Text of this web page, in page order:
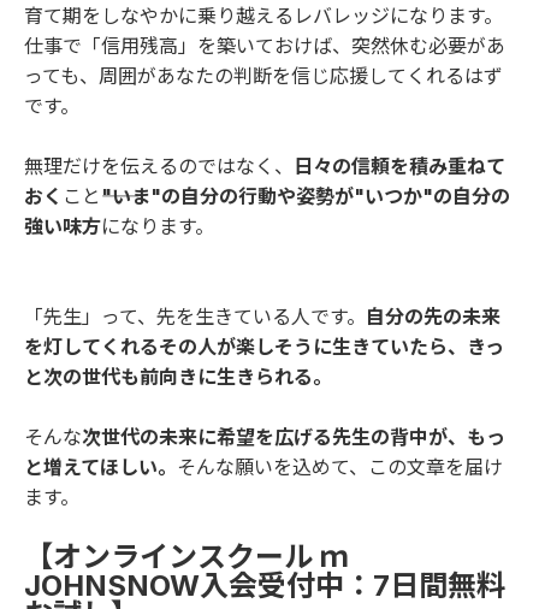
育て期をしなやかに乗り越えるレバレッジになります。
仕事で「信用残高」を築いておけば、突然休む必要があ
っても、周囲があなたの判断を信じ応援してくれるはず
です。
無理だけを伝えるのではなく、
日々の信頼を積み重ねて
おく こと ――"いま"の自分の行動や姿勢が"いつか"の自分の
強い味方になります。
「先生」って、先を生きている人です。 自分の先の未来
を灯してくれるその人が楽しそうに生きていたら、きっ
と次の世代も前向きに生きられる。
そんな次世代の未来に希望を広げる先生の背中が、もっ
と増えてほしい。 そんな願いを込めて、この文章を届け
ます。
【オンラインスクール ｍ
JOHNSNOW入会受付中：7日間無料